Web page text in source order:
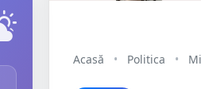
Acasă • Politica •